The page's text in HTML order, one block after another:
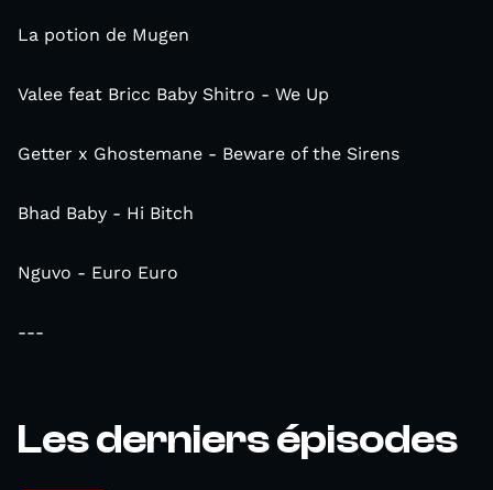
La potion de Mugen
Valee feat Bricc Baby Shitro - We Up
Getter x Ghostemane - Beware of the Sirens
Bhad Baby - Hi Bitch
Nguvo - Euro Euro
---
Les derniers épisodes